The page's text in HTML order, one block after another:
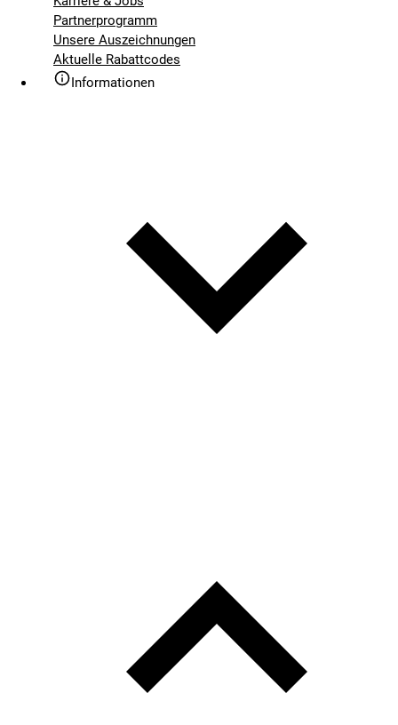
Partnerprogramm
Unsere Auszeichnungen
Aktuelle Rabattcodes
Informationen